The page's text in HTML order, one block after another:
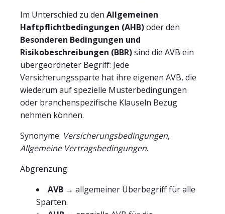
Im Unterschied zu den Allgemeinen
Haftpflichtbedingungen (AHB)oder den
Besonderen Bedingungen und
Risikobeschreibungen (BBR)sind die AVB ein
übergeordneter Begriff: Jede
Versicherungssparte hat ihre eigenen AVB, die
wiederum auf spezielle Musterbedingungen
oder branchenspezifische Klauseln Bezug
nehmen können.
Synonyme: Versicherungsbedingungen,
Allgemeine Vertragsbedingungen.
Abgrenzung:
AVB → allgemeiner Überbegriff für alle
Sparten.